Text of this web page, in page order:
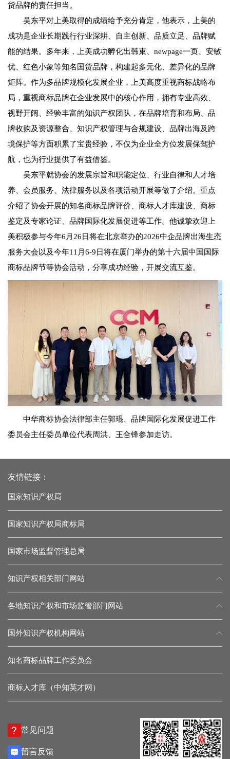
货品牌的责任担当。
吴东平对上美取得的成绩给予充分肯定，他表示，上美的
成功是企业长期践行行业深耕、自主创新、品质立足、品牌赋
能的结果。多年来，上美成功孵化出韩束、newpage一页、安敏
优、红色小象等知名国货品牌，构建起多元化、差异化的品牌
矩阵。作为多品牌规模化发展企业，上美高度重视商标战略布
局，重视商标品牌在企业发展中的核心作用，拥有专业高效、
视野开阔、经验丰富的知识产权团队，在品牌培育和布局、品
牌收购及资源整合、知识产权管理与合规建设、品牌出海及跨
境保护等方面积累了宝贵经验，不仅为企业全方位发展保驾护
航，也为行业提供了有益借鉴。
吴东平就协会的发展宗旨和职能定位、行业自律和人才培
养、会员服务、法律服务以及各项活动开展等做了介绍。重点
介绍了协会开展的知名商标品牌评价、商标人才库建设、商标
鉴定及专家论证、品牌国际化发展促进等工作。他诚挚欢迎上
美积极参与今年6月26日将在北京举办的2026中企品牌出海生态
服务大会以及今年11月6-9日将在厦门举办的第十六届中国国际
商标品牌节等协会活动，分享成功经验，开展交流互鉴。
中华商标协会法律部主任郭琨、品牌国际化发展促进工作
委员会主任委员单位代表周洪、王合锋参加走访。
友情链接：
国家知识产权局
国家知识产权局商标局
国家市场监督管理总局
知识产权相关部门网站
各地知识产权和市场监管部门网站
国外知识产权机构网站
知名商标品牌工作委员会
商标人才库（中知英才网）
常见问题
留言反馈